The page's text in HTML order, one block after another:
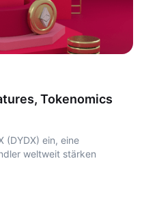
Tokenomics
(DYDX) ein, eine
weltweit stärken